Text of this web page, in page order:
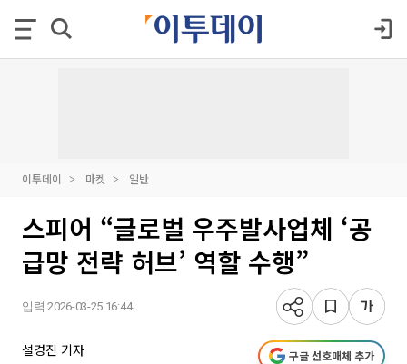
이투데이 마켓 일반
스피어 “글로벌 우주발사업체 ‘공
급망 전략 허브’ 역할 수행”
입력 2026-03-25 16:44
설경진 기자 구글 선호매체 추가